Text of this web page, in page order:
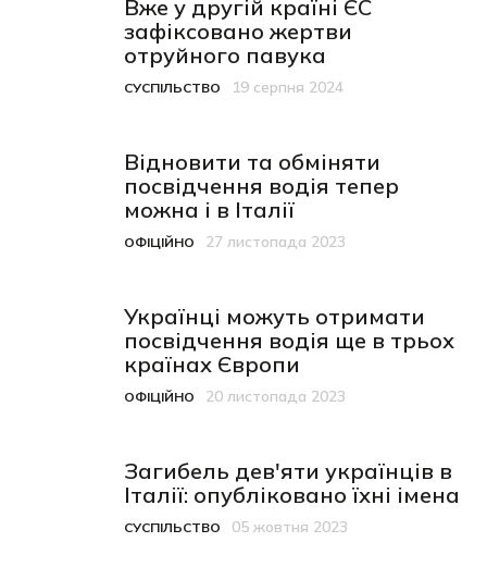
Вже у другій країні ЄС
зафіксовано жертви
отруйного павука
Категорія
СУСПІЛЬСТВО
Дата публікації19 серпня 2024
Відновити та обміняти
посвідчення водія тепер
можна і в Італії
Категорія
ОФІЦІЙНО
Дата публікації
27 листопада 2023
Українці можуть отримати
посвідчення водія ще в трьох
країнах Європи
Категорія
ОФІЦІЙНО
Дата публікації
20 листопада 2023
Загибель дев'яти українців в
Італії: опубліковано їхні імена
Категорія
СУСПІЛЬСТВО
Дата публікації05 жовтня 2023